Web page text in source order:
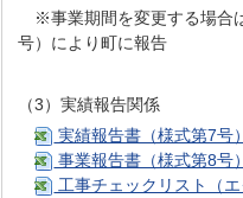
※事業期間を変更する場合
号）により町に報告
（3）実績報告関係
実績報告書（様式第7号
事業報告書（様式第8号
工事チェックリスト（